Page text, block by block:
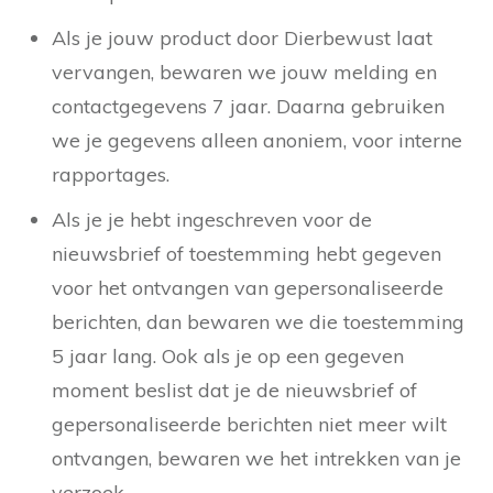
Als je jouw product door Dierbewust laat
vervangen, bewaren we jouw melding en
contactgegevens 7 jaar. Daarna gebruiken
we je gegevens alleen anoniem, voor interne
rapportages.
Als je je hebt ingeschreven voor de
nieuwsbrief of toestemming hebt gegeven
voor het ontvangen van gepersonaliseerde
berichten, dan bewaren we die toestemming
5 jaar lang. Ook als je op een gegeven
moment beslist dat je de nieuwsbrief of
gepersonaliseerde berichten niet meer wilt
ontvangen, bewaren we het intrekken van je